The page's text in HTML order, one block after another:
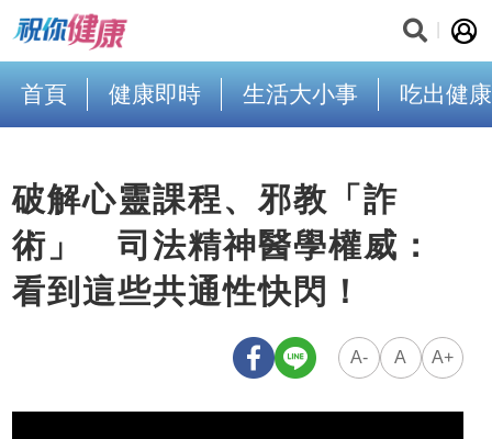
首頁 健康即時 生活大小事 吃出健康
破解心靈課程、邪教「詐
術」 司法精神醫學權威：
看到這些共通性快閃！
A- A A+